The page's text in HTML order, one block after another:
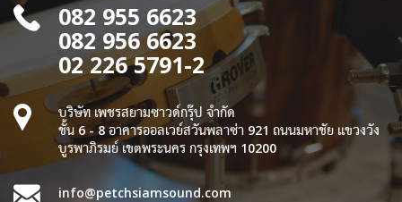
082 955 6623
082 956 6623
02 226 5791-2
บริษัท เพชรสยามซาวด์กรุ๊ป จำกัด
ชั้น 6 - 8 อาคารออลเวย์สวันพลาซ่า 921 ถนนมหาชัย แขวงวัง
บูรพาภิรมย์ เขตพระนคร กรุงเทพฯ 10200
info@petchsiamsound.com